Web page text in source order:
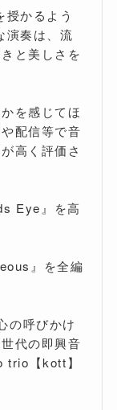
授かるよう
演奏は、流
と美しさを
を感じてほ
配信等で音
高く評価さ
Eye』を高
』を全編
の呼びかけ
代の即興音
【kott】